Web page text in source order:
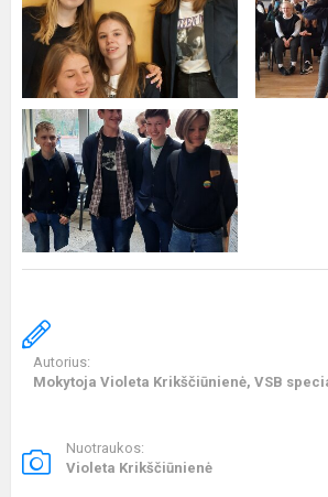
Autorius:
Mokytoja Violeta Krikščiūnienė, VSB
Nuotraukos:
Violeta Krikščiūnienė